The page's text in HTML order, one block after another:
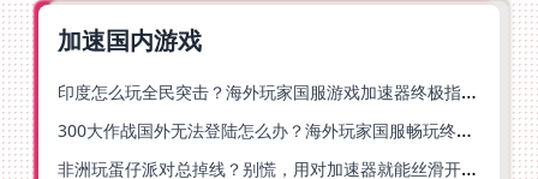
加速国内游戏
印度怎么玩全民突击？海外玩家国服游戏加速器终极指南（附原神延迟优化+精灵之境加速器选择）
300大作战国外无法登陆怎么办？海外玩家国服畅玩终极指南（附实测推荐）
非洲玩蛋仔派对总掉线？别慌，用对加速器就能丝滑开跑！